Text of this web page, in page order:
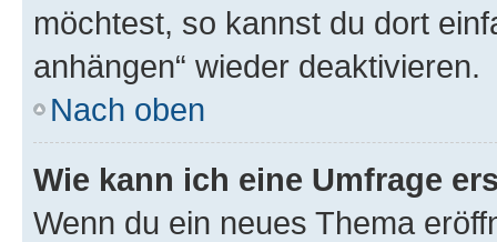
möchtest, so kannst du dort
anhängen“ wieder deaktivieren.
Nach oben
Wie kann ich eine Umfrage
Wenn du ein neues Thema